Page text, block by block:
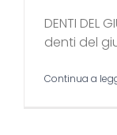
DENTI DEL
denti del
Continua a